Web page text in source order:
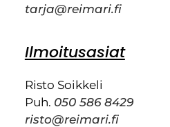
tarja@reimari.fi
Ilmoitusasiat
Risto Soikkeli
Puh. 050 586 8429
risto@reimari.fi